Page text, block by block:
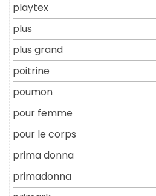
playtex
plus
plus grand
poitrine
poumon
pour femme
pour le corps
prima donna
primadonna